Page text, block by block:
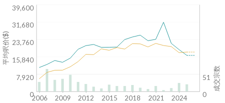
51
0
2006 2009 2012 2015 2018 2021 2024
成交宗数
39,600
31,680
23,760
15,840
7,920
0
平均呎价($)